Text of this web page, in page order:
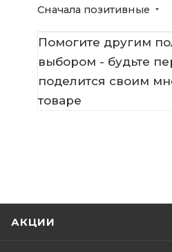
Сначала позитивные
Помогите другим
выбором - будьте
поделится своим
товаре
АКЦИИ